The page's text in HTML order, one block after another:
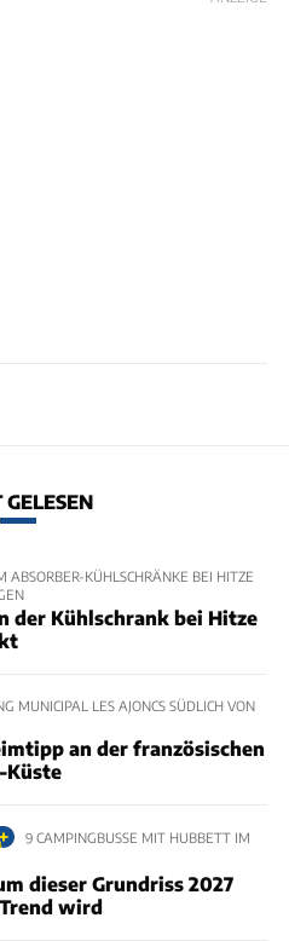
GELESEN
ABSORBER-KÜHLSCHRÄNKE BEI HITZE
der Kühlschrank bei Hitze
MUNICIPAL LES AJONCS SÜDLICH VON
an der französischen
Küste
9 CAMPINGBUSSE MIT HUBBETT IM
dieser Grundriss 2027
wird